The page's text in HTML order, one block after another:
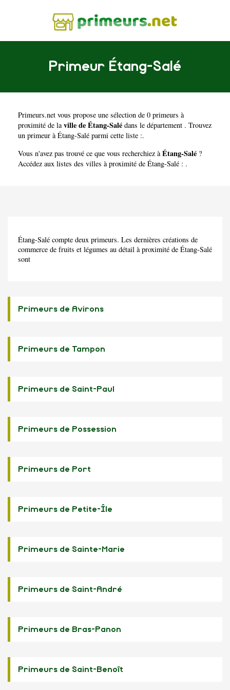
Primeur Étang-Salé
Primeurs.net vous propose une sélection de 0 primeurs à
proximité de laville de Étang-Salé dans le département . Trouvez
un primeur à Étang-Salé parmi cette liste :.
Vous n'avez pas trouvé ce que vous recherchiez à Étang-Salé ?
Accédez aux listes des villes à proximité de Étang-Salé : .
Étang-Salé compte deux primeurs. Les dernières créations de
commerce de fruits et légumes au détail à proximité de Étang-Salé
sont
Primeurs de Avirons
Primeurs de Tampon
Primeurs de Saint-Paul
Primeurs de Possession
Primeurs de Port
Primeurs de Petite-Île
Primeurs de Sainte-Marie
Primeurs de Saint-André
Primeurs de Bras-Panon
Primeurs de Saint-Benoît